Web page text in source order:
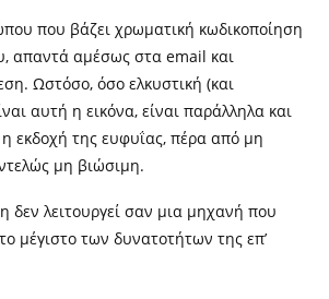
που βάζει χρωματική κωδικοποίηση
απαντά αμέσως στα email και
Ωστόσο, όσο ελκυστική (και
αυτή η εικόνα, είναι παράλληλα και
εκδοχή της ευφυΐας, πέρα από μη
μη βιώσιμη.
δεν λειτουργεί σαν μια μηχανή που
μέγιστο των δυνατοτήτων της επ’